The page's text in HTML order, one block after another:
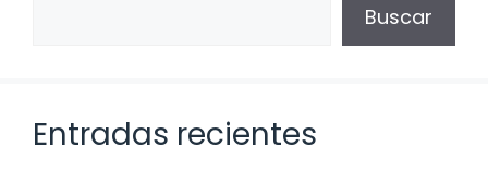
Buscar
Entradas recientes